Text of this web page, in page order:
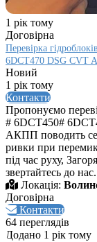
1 рік тому
Договірна
Перевірка
6DCT470 DSG CVT
Новий
1 рік тому
Контакти
Пропонуємо
# 6DCT450#
АКПП поводить
ривки при
під час руху,
звертайтесь до
Локація:
Договірна
Контакти
64 переглядів
Додано 1 рік тому